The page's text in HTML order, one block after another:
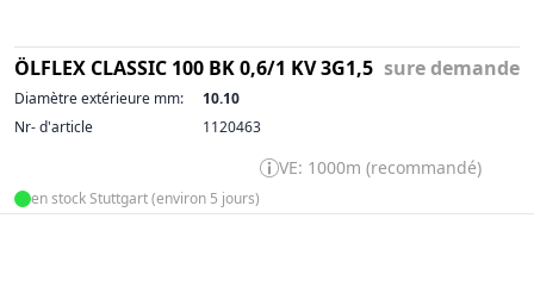
ÖLFLEX CLASSIC 100 BK 0,6/1 KV 3G1,5 sure demande
Diamètre extérieure mm:
10.10
Nr- d'article
1120463
VE: 1000m (recommandé)
en stock Stuttgart (environ 5 jours)